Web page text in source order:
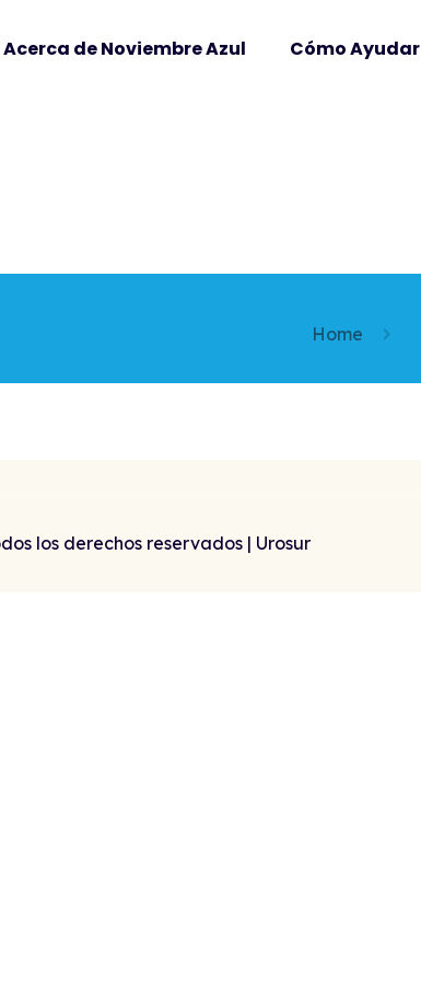
Acerca de Noviembre Azul Cómo Ayudar
Home
los derechos reservados | Urosur